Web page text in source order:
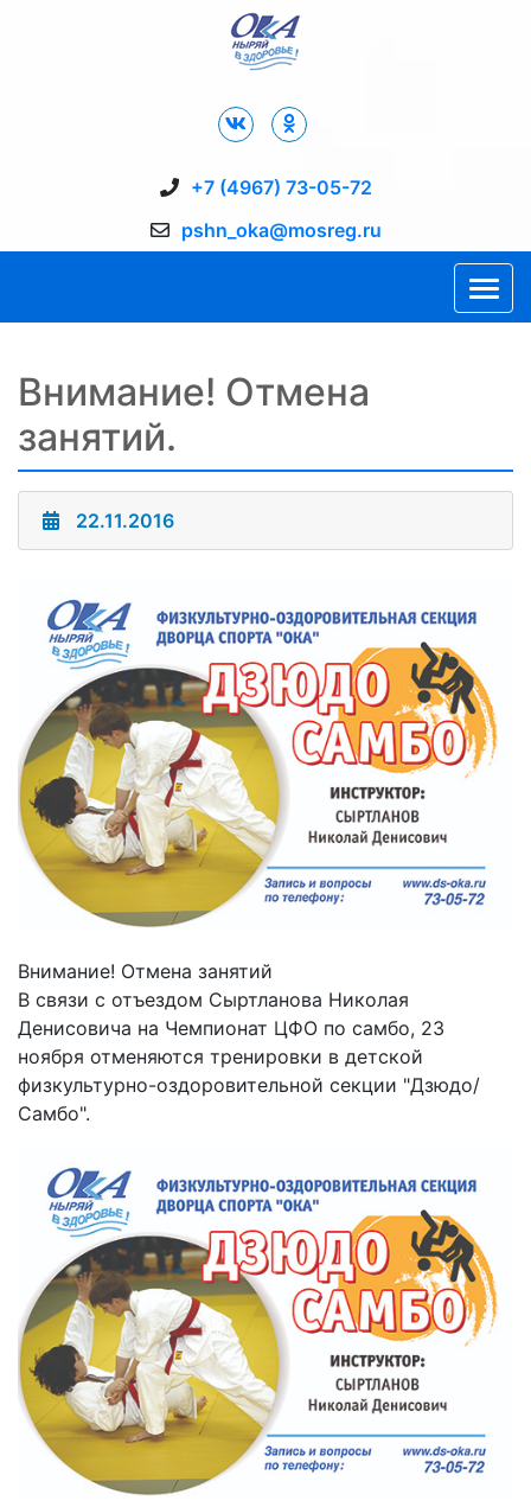
+7 (4967) 73-05-72
pshn_oka@mosreg.ru
Внимание! Отмена
занятий.
22.11.2016
Внимание! Отмена занятий
В связи с отъездом Сыртланова Николая
Денисовича на Чемпионат ЦФО по самбо, 23
ноября отменяются тренировки в детской
физкультурно-оздоровительной секции "Дзюдо/
Самбо".